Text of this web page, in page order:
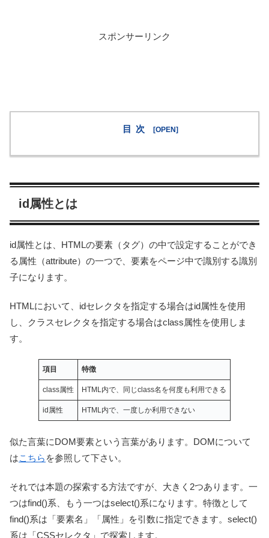
スポンサーリンク
目次
id属性とは
id属性とは、HTMLの要素（タグ）の中で設定することができ
る属性（attribute）の一つで、要素をページ中で識別する識別
子になります。
HTMLにおいて、idセレクタを指定する場合はid属性を使用
し、クラスセレクタを指定する場合はclass属性を使用しま
す。
項目 特徴
class属性 HTML内で、同じclass名を何度も利用できる
id属性 HTML内で、一度しか利用できない
似た言葉にDOM要素という言葉があります。DOMについて
はこちら を参照して下さい。
それでは本題の探索する方法ですが、大きく2つあります。一
つはfind()系、もう一つはselect()系になります。特徴として
find()系は「要素名」「属性」を引数に指定できます。select()
系は「CSSセレクタ」で探索します。